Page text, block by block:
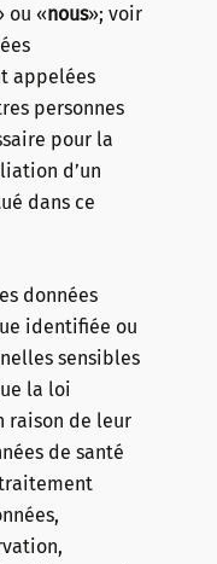
ou «nous»; voir
appelées
personnes
pour la
d’un
dans ce
données
identifiée ou
sensibles
la loi
raison de leur
de santé